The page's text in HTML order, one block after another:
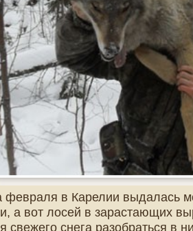
позади, еще пяток пройти, а
У собачек первая охотничья осень,
Поэтому приходится много ходить в